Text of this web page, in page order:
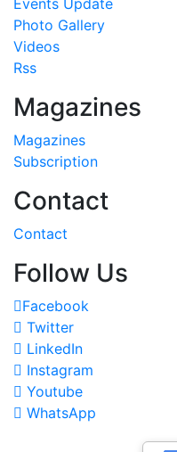
Photo Gallery
Videos
Rss
Magazines
Magazines
Subscription
Contact
Contact
Follow Us
Facebook
Twitter
LinkedIn
Instagram
Youtube
WhatsApp